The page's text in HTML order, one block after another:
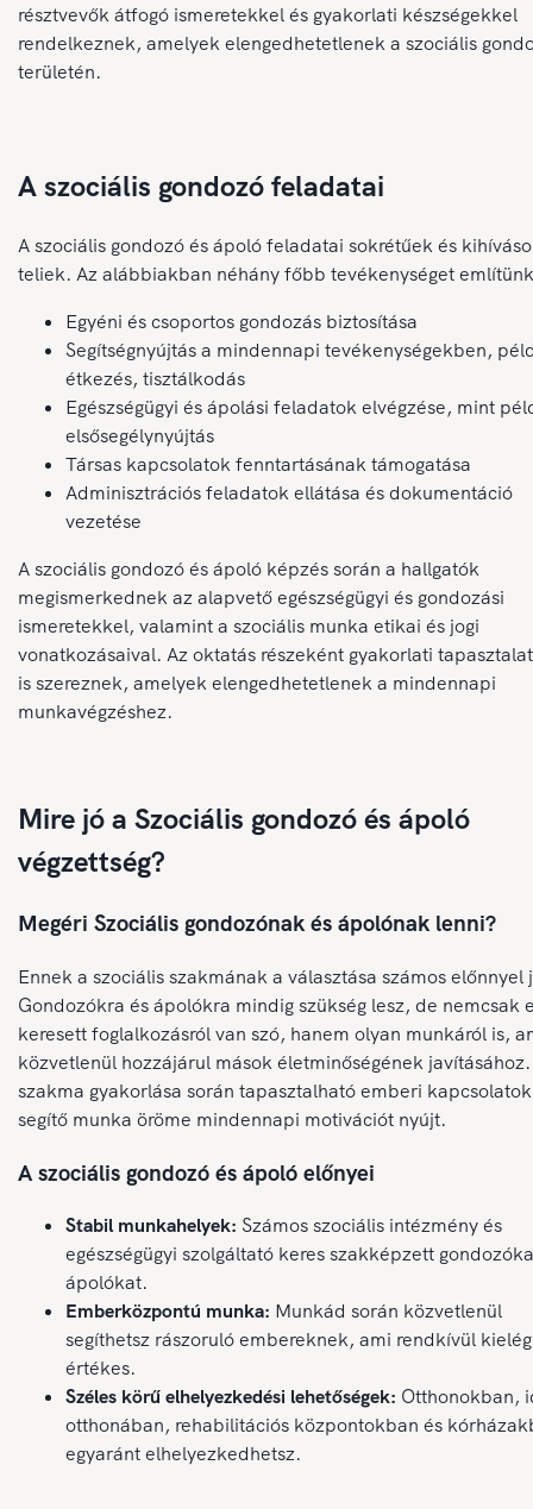
résztvevők átfogó ismeretekkel és gyakorlati készségekkel
rendelkeznek, amelyek elengedhetetlenek a szociális
területén.
A szociális gondozó feladatai
A szociális gondozó és ápoló feladatai sokrétűek és
teliek. Az alábbiakban néhány főbb tevékenységet
Egyéni és csoportos gondozás biztosítása
Segítségnyújtás a mindennapi tevékenységekben,
étkezés, tisztálkodás
Egészségügyi és ápolási feladatok elvégzése, mint
elsősegélynyújtás
Társas kapcsolatok fenntartásának támogatása
Adminisztrációs feladatok ellátása és dokumentáció
vezetése
A szociális gondozó és ápoló képzés során a hallgatók
megismerkednek az alapvető egészségügyi és gondozási
ismeretekkel, valamint a szociális munka etikai és jogi
vonatkozásaival. Az oktatás részeként gyakorlati
is szereznek, amelyek elengedhetetlenek a mindennapi
munkavégzéshez.
Mire jó a Szociális gondozó és ápoló
végzettség?
Megéri Szociális gondozónak és ápolónak lenni?
Ennek a szociális szakmának a választása számos előnnyel
Gondozókra és ápolókra mindig szükség lesz, de nemcsak
keresett foglalkozásról van szó, hanem olyan munkáról is,
közvetlenül hozzájárul mások életminőségének
szakma gyakorlása során tapasztalható emberi
segítő munka öröme mindennapi motivációt nyújt.
A szociális gondozó és ápoló előnyei
Stabil munkahelyek: Számos szociális intézmény és
egészségügyi szolgáltató keres szakképzett
ápolókat.
Emberközpontú munka: Munkád során közvetlenül
segíthetsz rászoruló embereknek, ami rendkívül
értékes.
Széles körű elhelyezkedési lehetőségek: Otthonokban,
otthonában, rehabilitációs központokban és
egyaránt elhelyezkedhetsz.